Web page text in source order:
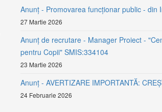
Anunț - Promovarea funcționar public -
27 Martie 2026
Anunț de recrutare - Manager Proiect -
pentru Copii" SMIS:334104
23 Martie 2026
Anunț - AVERTIZARE IMPORTANTĂ:
24 Februarie 2026